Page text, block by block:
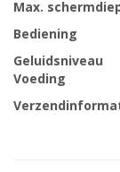
Max.
Bediening
Geluidsniveau
Voeding